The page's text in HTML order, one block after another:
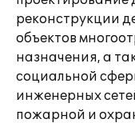
реконструкции
объектов
назначения, а
социальной
инженерных
пожарной и